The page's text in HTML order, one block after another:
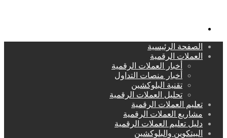
الصفحة الرئيسية
العملات الرقمية
أخبار العملات الرقمية
أخبار منصات التداول
تقنية البلوكشين
تحليل العملات الرقمية
تعليم العملات الرقمية
مشاريع العملات الرقمية
دليل تعليم العملات الرقمية
البيتكوين والبلوكشين